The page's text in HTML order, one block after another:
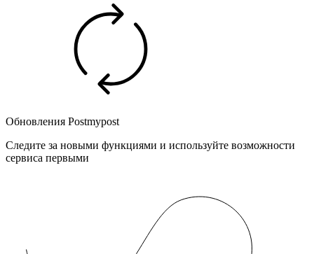
Обновления Postmypost
Следите за новыми функциями и используйте возможности
сервиса первыми